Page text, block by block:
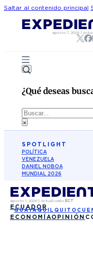
Saltar al contenido principal
agosto 7, 2026|
¿Qué deseas
Buscar
×
SPOTLIGHT
POLÍTICA
VENEZUELA
DANIEL NOBOA
MUNDIAL 2026
agosto 7, 2026| Actualizado ECT
ECUADOR
GUAYAQUIL QUITO
ECONOMÍAOPINIÓN